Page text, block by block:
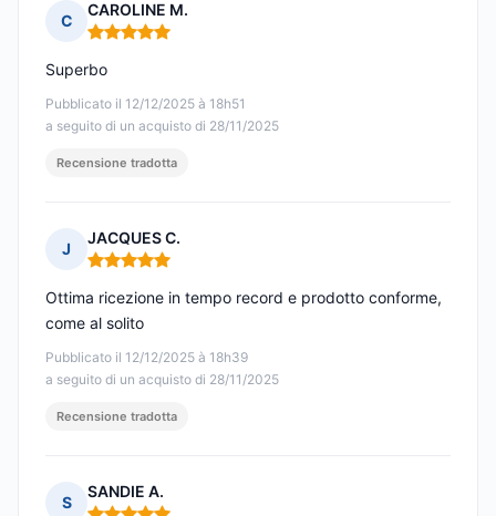
C
CAROLINE M.
Nota: 5 su 5
Pubblicato il 12/12/2025 à 18h51
a seguito di un acquisto di 28/11/2025
Superbo
Recensione tradotta
J
JACQUES C.
Nota: 5 su 5
Pubblicato il 12/12/2025 à 18h39
a seguito di un acquisto di 28/11/2025
Ottima ricezione in tempo record e prodotto conforme,
come al solito
Recensione tradotta
S
SANDIE A.